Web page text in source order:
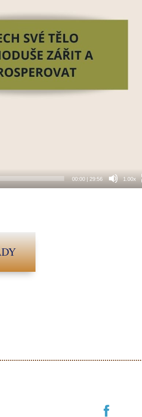
00:00 | 29:56 1.00x